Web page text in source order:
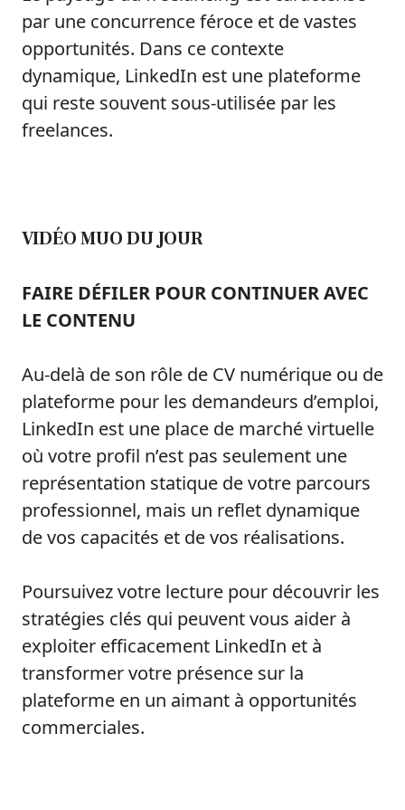
par une concurrence féroce et de vastes
opportunités. Dans ce contexte
dynamique, LinkedIn est une plateforme
qui reste souvent sous-utilisée par les
freelances.
VIDÉO MUO DU JOUR
FAIRE DÉFILER POUR CONTINUER AVEC
LE CONTENU
Au-delà de son rôle de CV numérique ou de
plateforme pour les demandeurs d’emploi,
LinkedIn est une place de marché virtuelle
où votre profil n’est pas seulement une
représentation statique de votre parcours
professionnel, mais un reflet dynamique
de vos capacités et de vos réalisations.
Poursuivez votre lecture pour découvrir les
stratégies clés qui peuvent vous aider à
exploiter efficacement LinkedIn et à
transformer votre présence sur la
plateforme en un aimant à opportunités
commerciales.